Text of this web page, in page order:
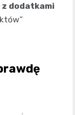
z dodatkami